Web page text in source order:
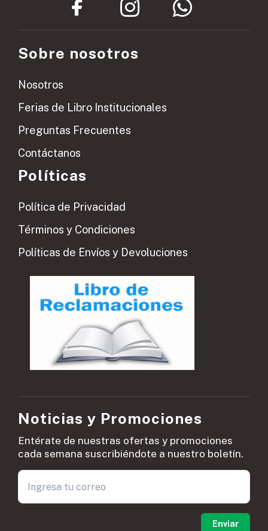
Sobre nosotros
Nosotros
Ferias de Libro Institucionales
Preguntas Frecuentes
Contáctanos
Políticas
Política de Privacidad
Términos y Condiciones
Políticas de Envíos y Devoluciones
Noticias y Promociones
Entérate de nuestras ofertas y promociones
cada semana suscribiéndote a nuestro boletín.